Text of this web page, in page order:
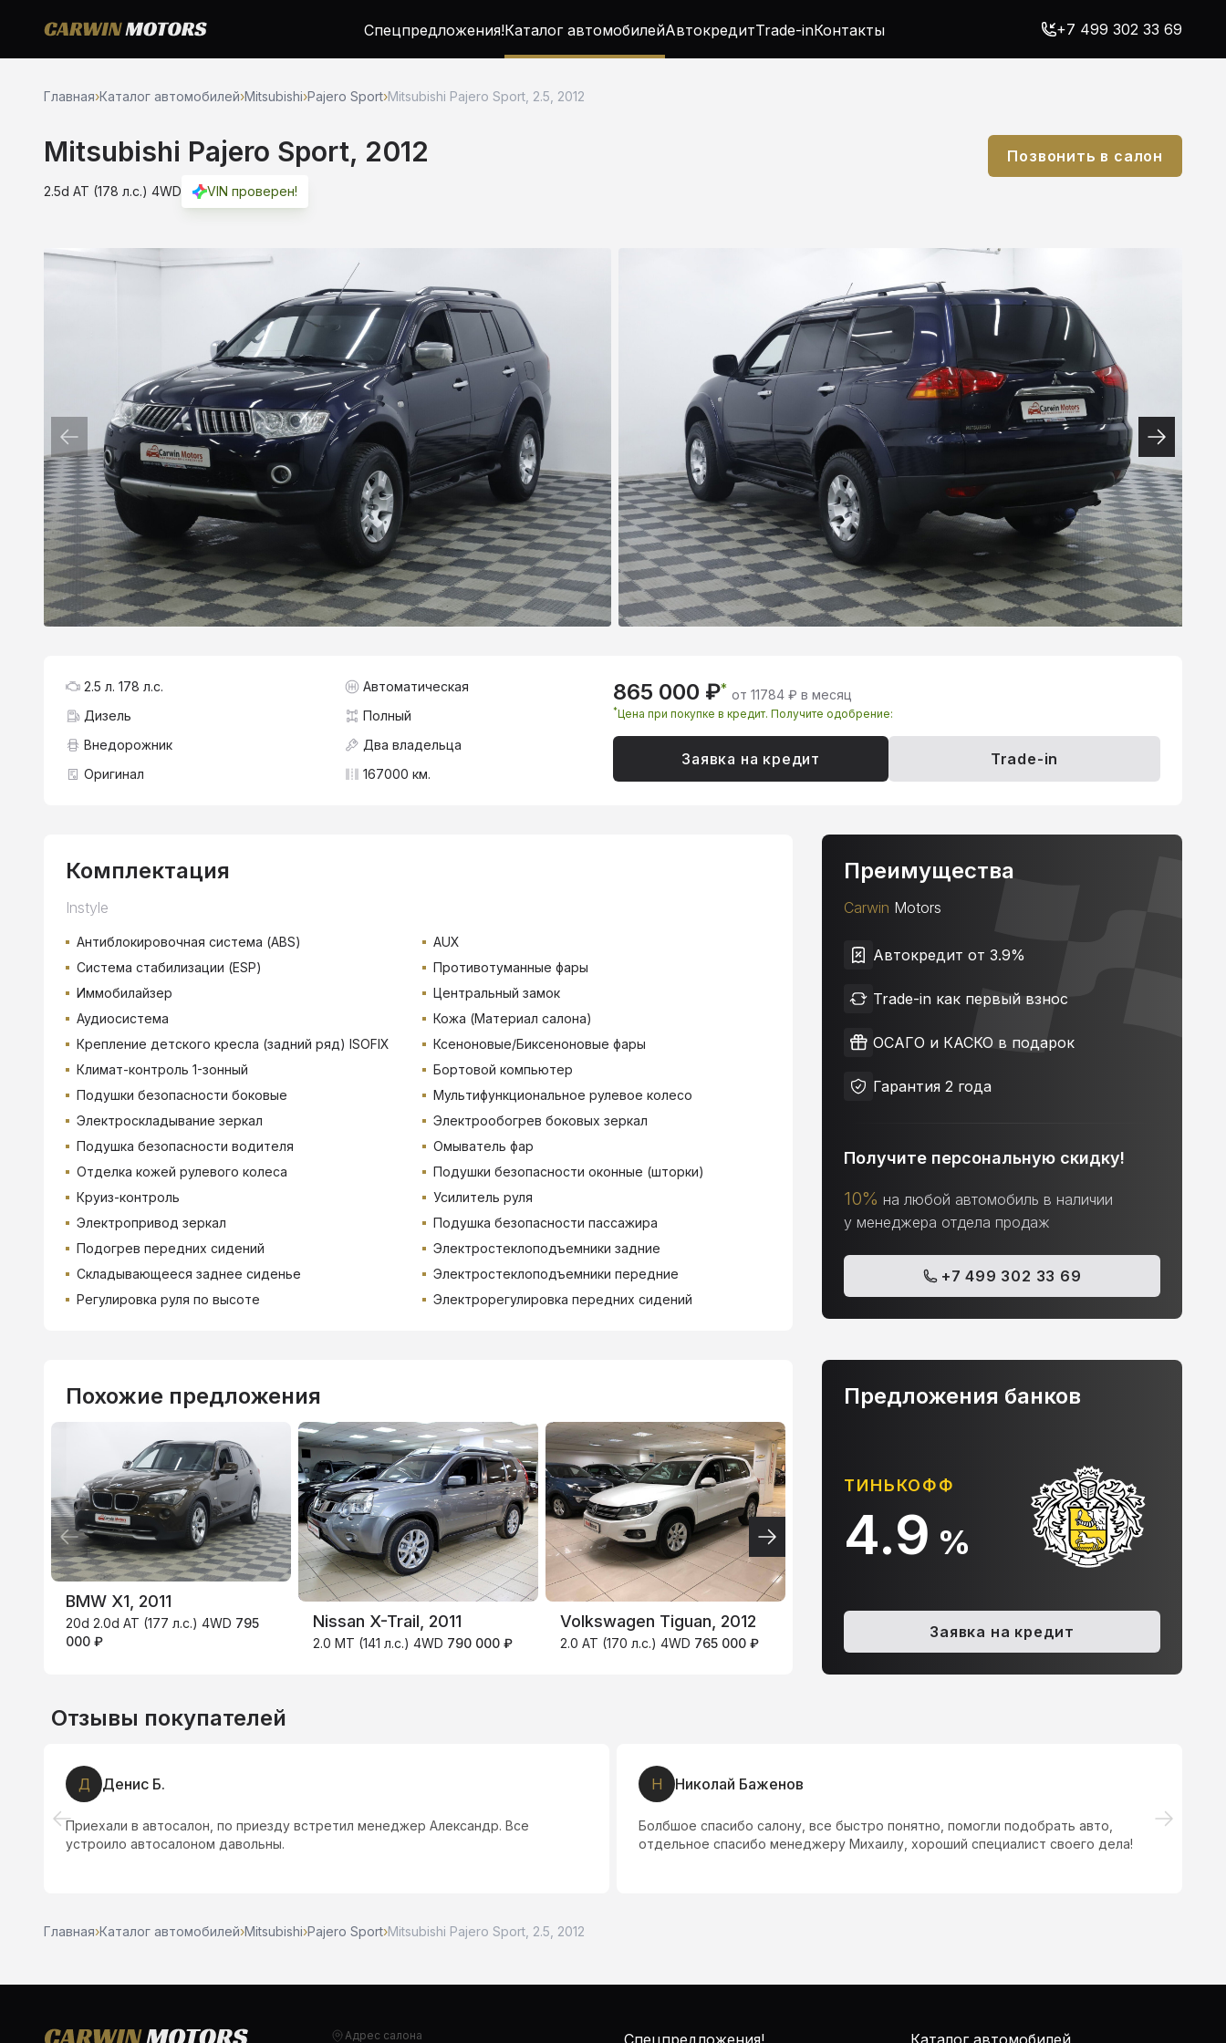
Спецпредложения!Каталог автомобилейАвтокредитTrade-inКонтакты +7 499 302 33 69
Главная›Каталог автомобилей›Mitsubishi›Pajero Sport›Mitsubishi Pajero Sport, 2.5, 2012
Mitsubishi Pajero Sport, 2012
2.5d AT (178 л.с.) 4WD VIN проверен!
Позвонить в салон
865 000 ₽* от 11784 ₽ в месяц
*Цена при покупке в кредит. Получите одобрение:
Заявка на кредит Trade-in
2.5 л. 178 л.с.
Автоматическая
Дизель
Полный
Внедорожник
Два владельца
Оригинал
167000 км.
Комплектация
Instyle
Антиблокировочная система (ABS)
AUX
Система стабилизации (ESP)
Противотуманные фары
Иммобилайзер
Центральный замок
Аудиосистема
Кожа (Материал салона)
Крепление детского кресла (задний ряд) ISOFIX
Ксеноновые/Биксеноновые фары
Климат-контроль 1-зонный
Бортовой компьютер
Подушки безопасности боковые
Мультифункциональное рулевое колесо
Электроскладывание зеркал
Электрообогрев боковых зеркал
Подушка безопасности водителя
Омыватель фар
Отделка кожей рулевого колеса
Подушки безопасности оконные (шторки)
Круиз-контроль
Усилитель руля
Электропривод зеркал
Подушка безопасности пассажира
Подогрев передних сидений
Электростеклоподъемники задние
Складывающееся заднее сиденье
Электростеклоподъемники передние
Регулировка руля по высоте
Электрорегулировка передних сидений
Преимущества
Carwin Motors
Автокредит от 3.9%
Trade-in как первый взнос
ОСАГО и КАСКО в подарок
Гарантия 2 года
Получите персональную скидку!
10% на любой автомобиль в наличии
у менеджера отдела продаж
+7 499 302 33 69
Похожие предложения
BMW X1, 2011
20d 2.0d AT (177 л.с.) 4WD 795
000 ₽
Nissan X-Trail, 2011
2.0 MT (141 л.с.) 4WD 790 000 ₽
Volkswagen Tiguan, 2012
2.0 AT (170 л.с.) 4WD 765 000 ₽
Audi Q5, 2011 Volkswagen Tiguan,
ВТБ
3.9%
ТИНЬКОФФ
4.9%
АЛЬФА-БАНК
10.9%
Предложения банков
Заявка на кредит
Отзывы покупателей
Д Денис Б.
Приехали в автосалон, по приезду встретил менеджер Александр. Все
устроило автосалоном давольны.
Н Николай Баженов
Болбшое спасибо салону, все быстро понятно, помогли подобрать авто,
отдельное спасибо менеджеру Михаилу, хороший специалист своего дела!
Главная›Каталог автомобилей›Mitsubishi›Pajero Sport›Mitsubishi Pajero Sport, 2.5, 2012
Адрес салона